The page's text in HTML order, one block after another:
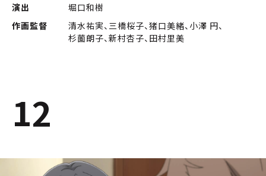
演出
堀口和樹
作画監督
清水祐実、三橋桜子、猪口美緒、小澤 円、
杉薗朗子、新村杏子、田村里美
12